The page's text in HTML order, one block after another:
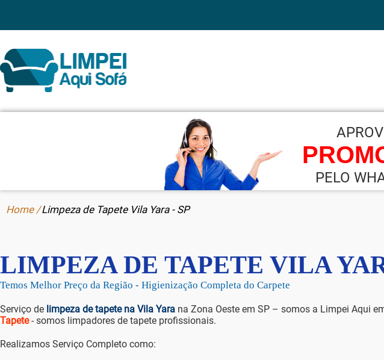
PELO
Home /Limpeza de Tapete Vila Yara - SP
LIMPEZA DE TAPETE VILA
Temos Melhor Preço da Região - Higienização Completa do Carpete
Serviço de limpeza de tapete na Vila Yara na Zona Oeste em SP – somos a Limpei Aqui
Tapete- somos limpadores de tapete profissionais.
Realizamos Serviço Completo como: